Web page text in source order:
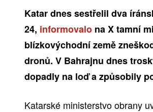
Katar dnes sestřelil dva
24, informovalo na X tamní
blízkovýchodní země
dronů. V Bahrajnu dnes
dopadly na loď a způsobily
Katarské ministerstvo obrany